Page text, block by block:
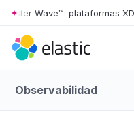
Skip to main content
Wave™: plataformas XDR,
Observabilidad